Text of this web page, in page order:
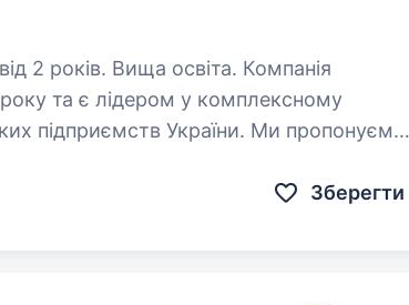
Вища освіта. Компанія
та є лідером у комплексному
підприємств України. Ми пропонуємо
Зберегти